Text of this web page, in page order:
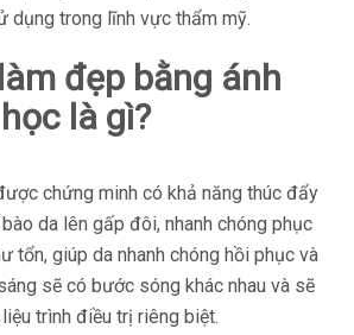
dụng trong lĩnh vực thẩm mỹ.
đẹp bằng ánh
là gì?
chứng minh có khả năng thúc đẩy
da lên gấp đôi, nhanh chóng phục
tổn, giúp da nhanh chóng hồi phục và
sẽ có bước sóng khác nhau và sẽ
trình điều trị riêng biệt.